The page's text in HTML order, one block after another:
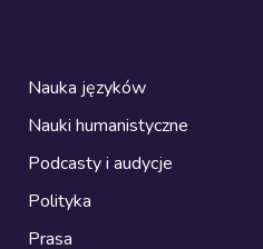
Nauka języków
Nauki humanistyczne
Podcasty i audycje
Polityka
Prasa